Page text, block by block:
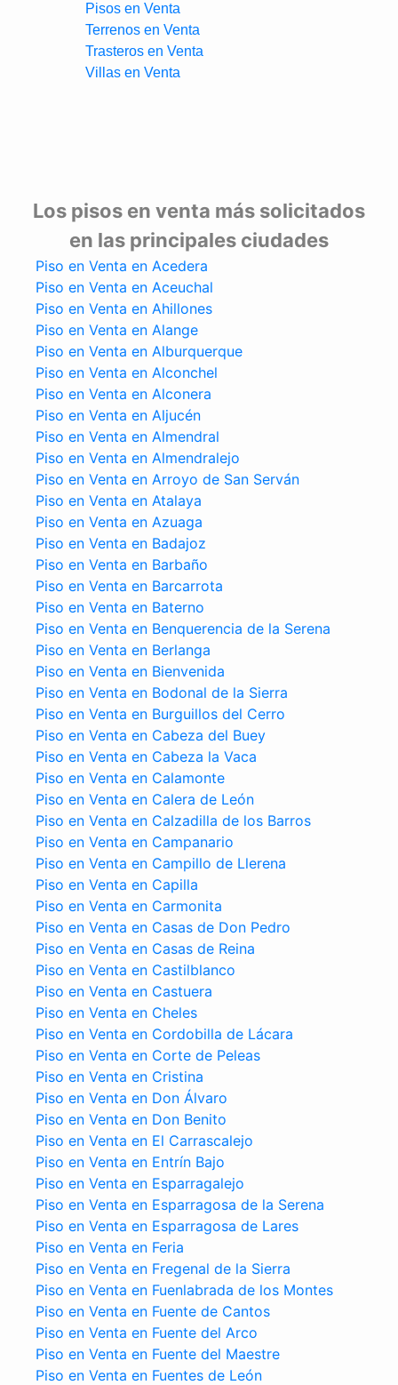
Pisos en Venta
Terrenos en Venta
Trasteros en Venta
Villas en Venta
Los pisos en venta más solicitados
en las principales ciudades
Piso en Venta en Acedera
Piso en Venta en Aceuchal
Piso en Venta en Ahillones
Piso en Venta en Alange
Piso en Venta en Alburquerque
Piso en Venta en Alconchel
Piso en Venta en Alconera
Piso en Venta en Aljucén
Piso en Venta en Almendral
Piso en Venta en Almendralejo
Piso en Venta en Arroyo de San Serván
Piso en Venta en Atalaya
Piso en Venta en Azuaga
Piso en Venta en Badajoz
Piso en Venta en Barbaño
Piso en Venta en Barcarrota
Piso en Venta en Baterno
Piso en Venta en Benquerencia de la Serena
Piso en Venta en Berlanga
Piso en Venta en Bienvenida
Piso en Venta en Bodonal de la Sierra
Piso en Venta en Burguillos del Cerro
Piso en Venta en Cabeza del Buey
Piso en Venta en Cabeza la Vaca
Piso en Venta en Calamonte
Piso en Venta en Calera de León
Piso en Venta en Calzadilla de los Barros
Piso en Venta en Campanario
Piso en Venta en Campillo de Llerena
Piso en Venta en Capilla
Piso en Venta en Carmonita
Piso en Venta en Casas de Don Pedro
Piso en Venta en Casas de Reina
Piso en Venta en Castilblanco
Piso en Venta en Castuera
Piso en Venta en Cheles
Piso en Venta en Cordobilla de Lácara
Piso en Venta en Corte de Peleas
Piso en Venta en Cristina
Piso en Venta en Don Álvaro
Piso en Venta en Don Benito
Piso en Venta en El Carrascalejo
Piso en Venta en Entrín Bajo
Piso en Venta en Esparragalejo
Piso en Venta en Esparragosa de la Serena
Piso en Venta en Esparragosa de Lares
Piso en Venta en Feria
Piso en Venta en Fregenal de la Sierra
Piso en Venta en Fuenlabrada de los Montes
Piso en Venta en Fuente de Cantos
Piso en Venta en Fuente del Arco
Piso en Venta en Fuente del Maestre
Piso en Venta en Fuentes de León